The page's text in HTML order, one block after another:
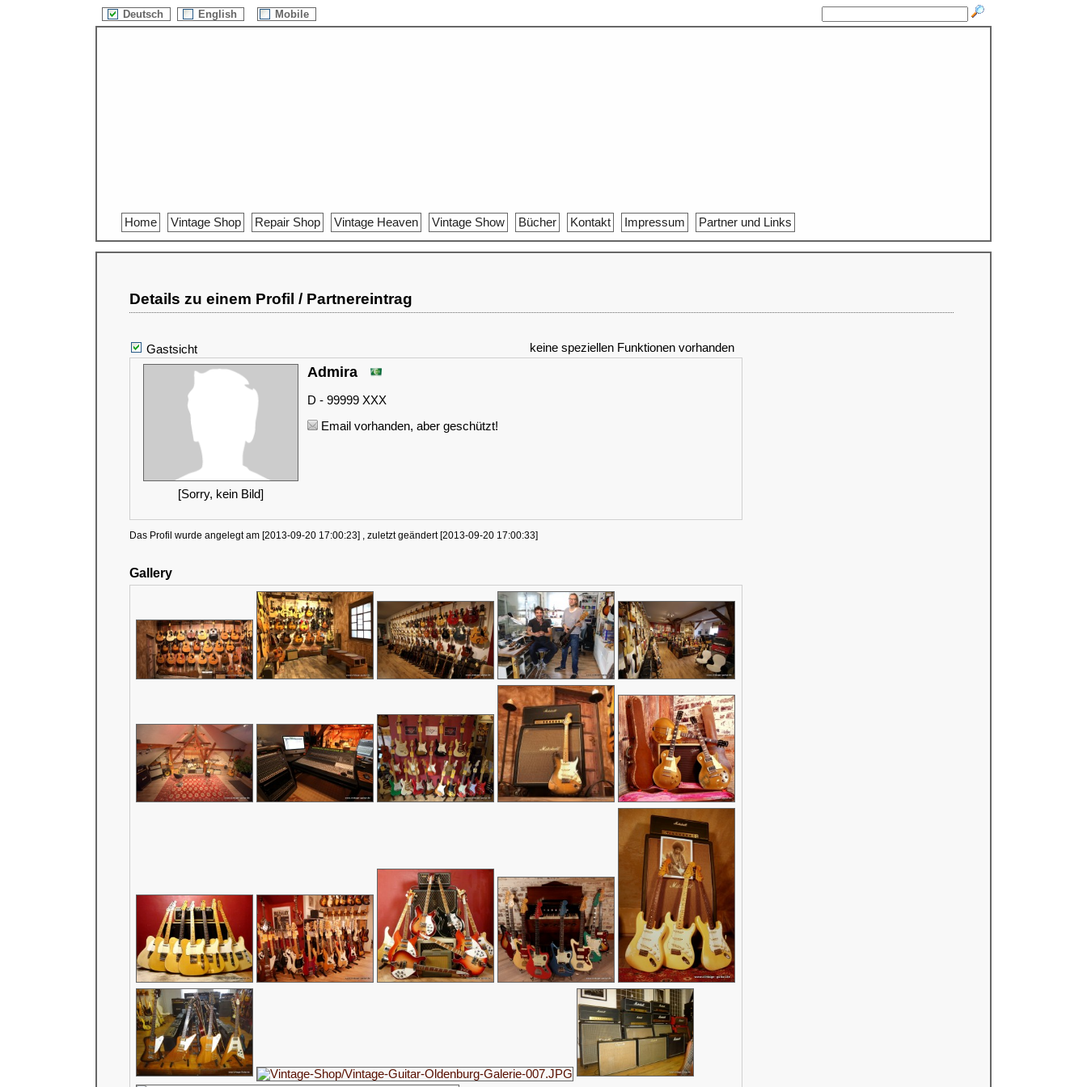
Deutsch English Mobile
Home Vintage Shop Repair Shop Vintage Heaven Vintage Show Bücher Kontakt Impressum Partner und Links
Details zu einem Profil / Partnereintrag
Gastsicht keine speziellen Funktionen vorhanden
[Sorry, kein Bild]
Admira
D - 99999 XXX
Email vorhanden, aber geschützt!
Das Profil wurde angelegt am [2013-09-20 17:00:23] , zuletzt geändert [2013-09-20 17:00:33]
Gallery